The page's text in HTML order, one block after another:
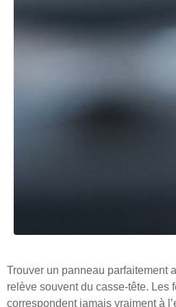
Trouver un panneau parfaitement
relève souvent du casse-tête. Les
correspondent jamais vraiment à